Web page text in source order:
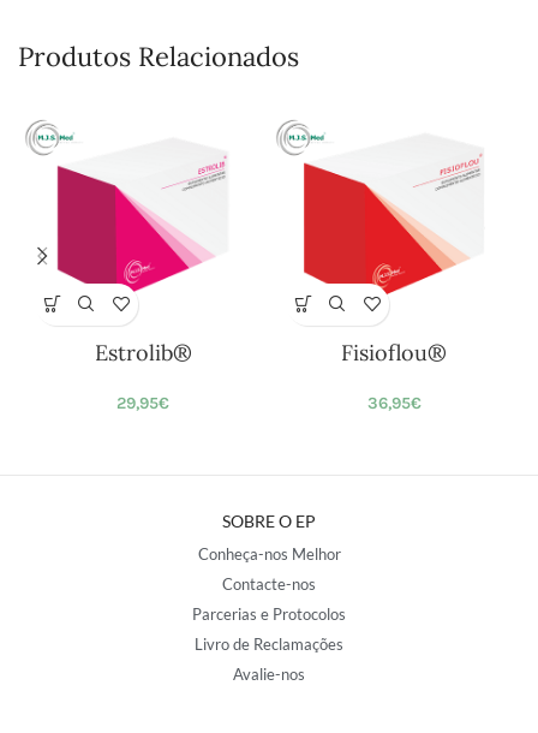
Produtos Relacionados
Estrolib®
29,95€
Fisioflou®
36,95€
SOBRE O EP
Conheça-nos Melhor
Contacte-nos
Parcerias e Protocolos
Livro de Reclamações
Avalie-nos